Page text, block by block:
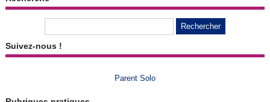
Suivez-nous !
Parent Solo